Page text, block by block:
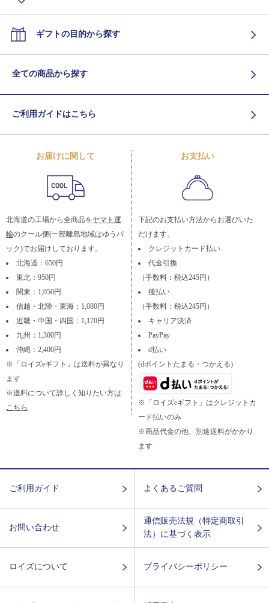
ギフトの目的から探す
全ての商品から探す
ご利用ガイドはこちら
お届けに関して
北海道の工場から全商品をヤマト運
輸のクール便(一部離島地域はゆうパ
ック)でお届けしております。
北海道：650円
東北：950円
関東：1,050円
信越・北陸・東海：1,080円
近畿・中国・四国：1,170円
九州：1,300円
沖縄：2,400円
※「ロイズeギフト」は送料が異なり
ます
※送料について詳しく知りたい方は
こちら
お支払い
下記のお支払い方法からお選びいた
だけます。
クレジットカード払い
代金引換
（手数料：税込245円）
後払い
（手数料：税込245円）
キャリア決済
PayPay
d払い
(dポイントたまる・つかえる)
※「ロイズeギフト」はクレジットカ
ード払いのみ
※商品代金の他、別途送料がかかり
ます
ご利用ガイド よくあるご質問
お問い合わせ
通信販売法規（特定商取引
法）に基づく表示
ロイズについて プライバシーポリシー